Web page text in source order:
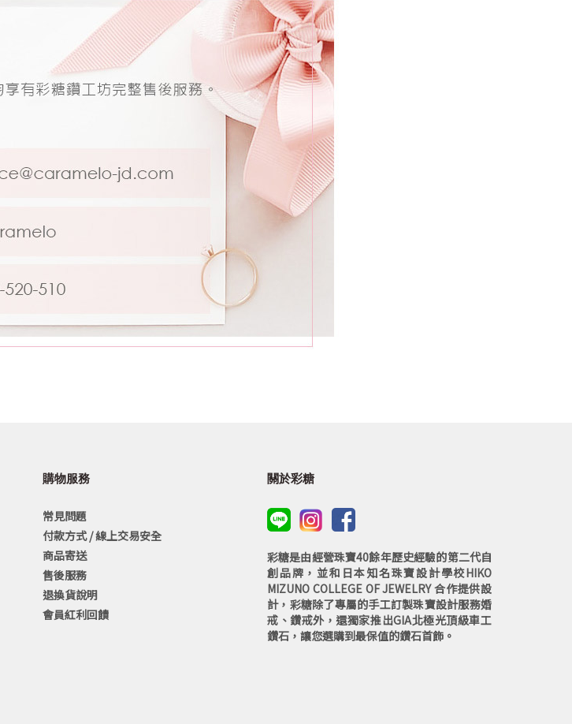
購物服務
常見問題
付款方式 / 線上交易安全
商品寄送
售後服務
退換貨說明
會員紅利回饋
關於彩糖
彩糖是由經營珠寶40餘年歷史經驗的第二代自
創品牌，並和日本知名珠寶設計學校HIKO
MIZUNO COLLEGE OF JEWELRY 合作提供設
計，彩糖除了專屬的手工訂製珠寶設計服務婚
戒、鑽戒外，還獨家推出GIA北極光頂級車工
鑽石，讓您選購到最保值的鑽石首飾。